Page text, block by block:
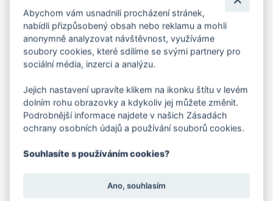
Abychom vám usnadnili procházení stránek,
nabídli přizpůsobený obsah nebo reklamu a mohli
anonymně analyzovat návštěvnost, využíváme
soubory cookies, které sdílíme se svými partnery pro
sociální média, inzerci a analýzu.
Jejich nastavení upravíte klikem na ikonku štítu v levém
dolním rohu obrazovky a kdykoliv jej můžete změnit.
Podrobnější informace najdete v našich Zásadách
ochrany osobních údajů a používání souborů cookies.
Souhlasíte s používáním cookies?
Ano, souhlasím